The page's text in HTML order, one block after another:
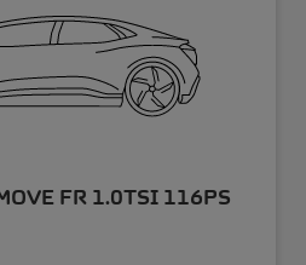
FR 1.0TSI 116PS